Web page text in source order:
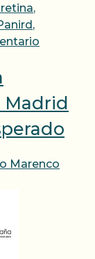
,
,
Madrid
Marenco